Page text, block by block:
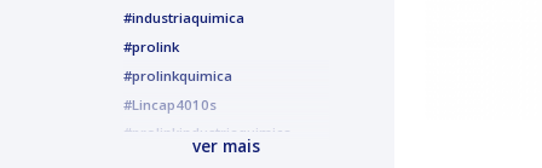
#industriaquimica
#prolink
#prolinkquimica
#Lincap4010s
#prolinkindustriaquimica
ver mais